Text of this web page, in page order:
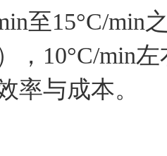
至15°C/
，10°C/min
率与成本。